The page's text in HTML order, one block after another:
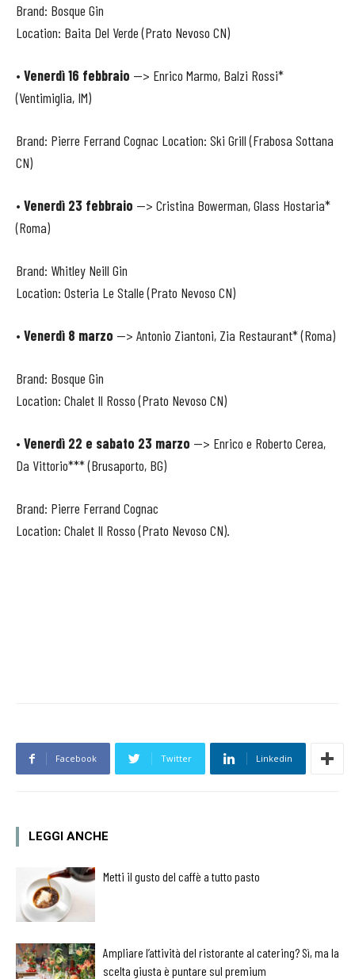
Brand: Bosque Gin
Location: Baita Del Verde (Prato Nevoso CN)
• Venerdì 16 febbraio --> Enrico Marmo, Balzi Rossi*
(Ventimiglia, IM)
Brand: Pierre Ferrand Cognac Location: Ski Grill (Frabosa Sottana
CN)
• Venerdì 23 febbraio --> Cristina Bowerman, Glass Hostaria*
(Roma)
Brand: Whitley Neill Gin
Location: Osteria Le Stalle (Prato Nevoso CN)
• Venerdì 8 marzo --> Antonio Ziantoni, Zia Restaurant* (Roma)
Brand: Bosque Gin
Location: Chalet Il Rosso (Prato Nevoso CN)
• Venerdì 22 e sabato 23 marzo --> Enrico e Roberto Cerea,
Da Vittorio*** (Brusaporto, BG)
Brand: Pierre Ferrand Cognac
Location: Chalet Il Rosso (Prato Nevoso CN).
Facebook Twitter Linkedin
LEGGI ANCHE
Metti il gusto del caffè a tutto pasto
Ampliare l’attività del ristorante al catering? Sì, ma la
scelta giusta è puntare sul premium